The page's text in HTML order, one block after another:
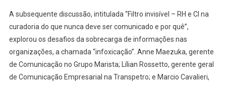
A subsequente discussão, intitulada “Filtro invisível – RH e CI na
curadoria do que nunca deve ser comunicado e por quê”,
explorou os desafios da sobrecarga de informações nas
organizações, a chamada “infoxicação”. Anne Maezuka, gerente
de Comunicação no Grupo Marista; Lílian Rossetto, gerente geral
de Comunicação Empresarial na Transpetro; e Marcio Cavalieri,